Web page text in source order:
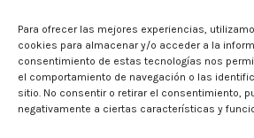
Para ofrecer las mejores experiencias,
cookies para almacenar y/o acceder a la
consentimiento de estas tecnologías nos
el comportamiento de navegación o las
sitio. No consentir o retirar el consentimiento,
negativamente a ciertas características y